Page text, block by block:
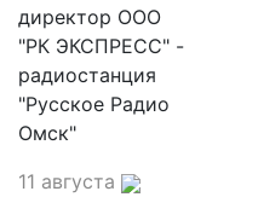
директор ООО
"РК ЭКСПРЕСС" -
радиостанция
"Русское Радио
Омск"
11 августа